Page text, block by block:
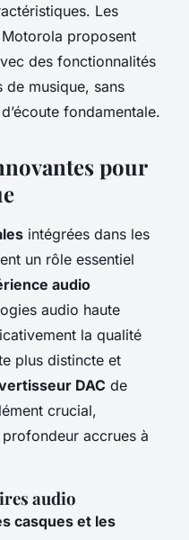
Les
proposent
des fonctionnalités
de musique, sans
fondamentale.
pour
intégrées dans les
un rôle essentiel
audio
audio haute
la qualité
plus distincte et
DAC de
crucial,
accrues à
audio
casques et les